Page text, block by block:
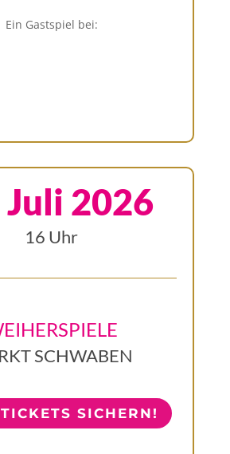
Ein Gastspiel bei:
Juli 2026
16 Uhr
SCHWABEN
SICHERN!